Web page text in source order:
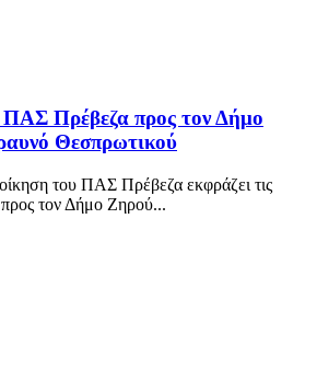
ΠΑΣ Πρέβεζα προς τον Δήμο
Θεσπρωτικού
του ΠΑΣ Πρέβεζα εκφράζει τις
προς τον Δήμο Ζηρού...